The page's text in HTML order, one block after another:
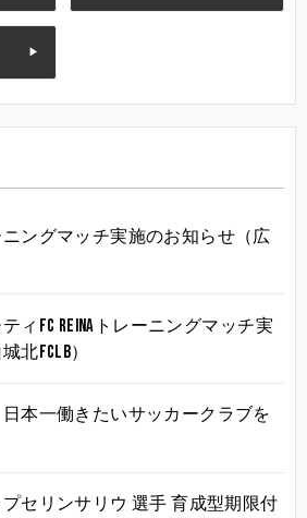
ニングマッチ実施のお知らせ（広
ィFC Reinaトレーニングマッチ実
FCLB）
日本一働きたいサッカークラブを
プセリンサリウ 選手 育成型期限付